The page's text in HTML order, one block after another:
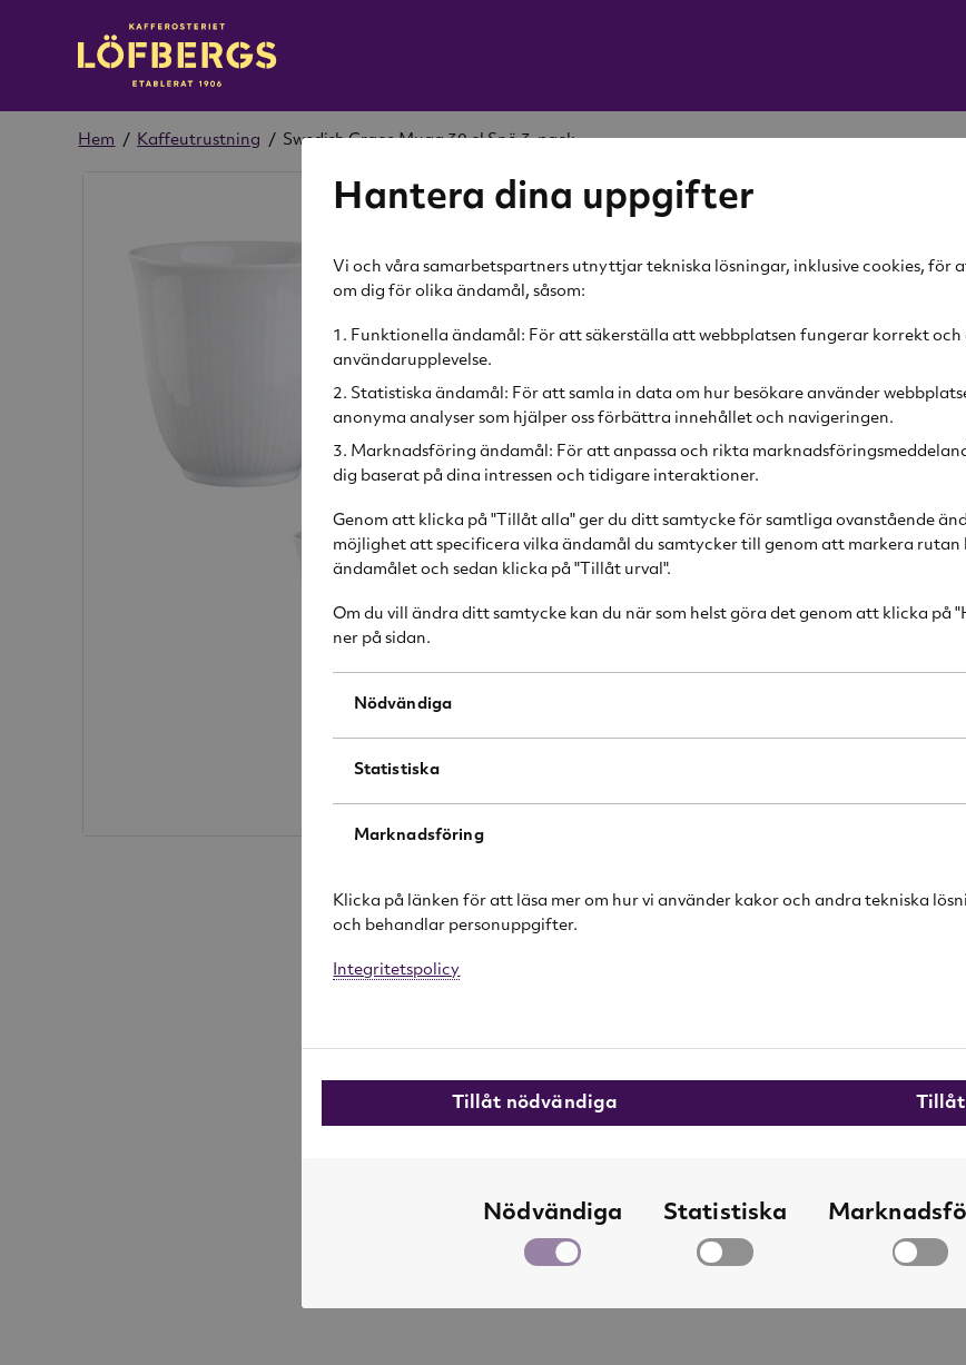
Hantera dina uppgifter
Vi och våra samarbetspartners utnyttjar tekniska lösningar, inklusive cookies, för
om dig för olika ändamål, såsom:
Funktionella ändamål: För att säkerställa att webbplatsen fungerar korrekt och
användarupplevelse.
Statistiska ändamål: För att samla in data om hur besökare använder
anonyma analyser som hjälper oss förbättra innehållet och navigeringen.
Marknadsföring ändamål: För att anpassa och rikta
dig baserat på dina intressen och tidigare interaktioner.
Genom att klicka på "Tillåt alla" ger du ditt samtycke för samtliga ovanstående
möjlighet att specificera vilka ändamål du samtycker till genom att markera rutan
ändamålet och sedan klicka på "Tillåt urval".
Om du vill ändra ditt samtycke kan du när som helst göra det genom att klicka på
ner på sidan.
Nödvändiga
Statistiska
Marknadsföring
Klicka på länken för att läsa mer om hur vi använder kakor och andra tekniska
och behandlar personuppgifter.
Integritetspolicy
Tillåt nödvändiga
Nödvändiga Statistiska
Hem / Kaffeutrustning / Swedish Grace Mugg 30 cl Snö 3-pack
Rek. pris 705
Dessa
För sig eller
Swedish
graciöst
traditioner
oändliga
Tål
1726
tillverka
av tyske
det näst
Se alla